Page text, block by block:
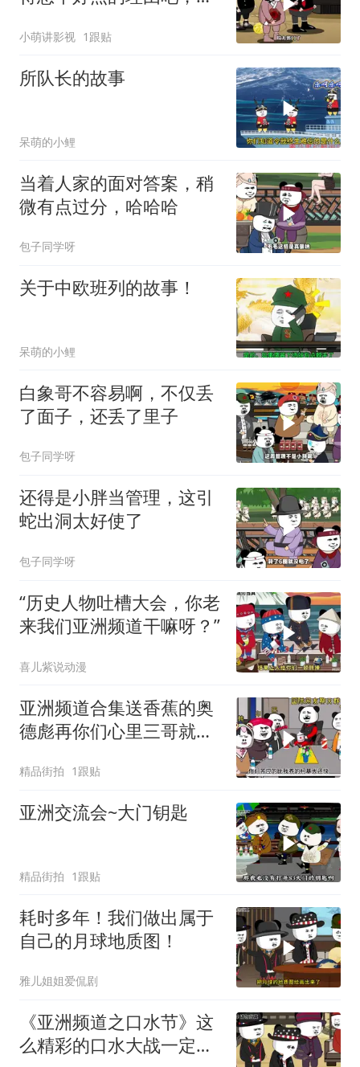
小萌讲影视 1跟贴
所队长的故事
呆萌的小鲤
当着人家的面对答案，稍
微有点过分，哈哈哈
包子同学呀
关于中欧班列的故事！
呆萌的小鲤
白象哥不容易啊，不仅丢
了面子，还丢了里子
包子同学呀
还得是小胖当管理，这引
蛇出洞太好使了
包子同学呀
“历史人物吐槽大会，你老
来我们亚洲频道干嘛呀？”
喜儿紫说动漫
亚洲频道合集送香蕉的奥
德彪再你们心里三哥就是
精品街拍 1跟贴
亚洲交流会~大门钥匙
精品街拍 1跟贴
耗时多年！我们做出属于
自己的月球地质图！
雅儿姐姐爱侃剧
《亚洲频道之口水节》这
么精彩的口水大战一定不